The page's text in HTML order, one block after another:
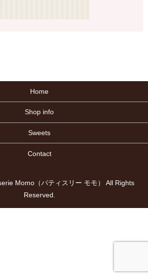
Home
Shop info
Sweets
Contact
Momo（パティスリー モモ） All Rights
Reserved.